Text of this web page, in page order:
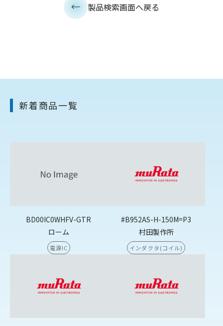
製品検索画面へ戻る
新着商品一覧
BD00IC0WHFV-GTR
ローム
電源IC
#B952AS-H-150M=P3
村田製作所
インダクタ(コイル)